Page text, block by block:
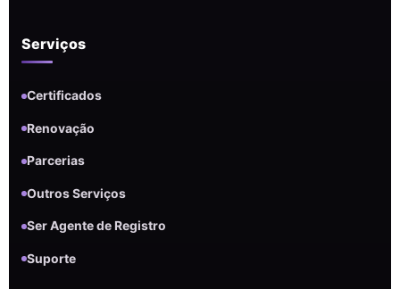
Serviços
Certificados
Renovação
Parcerias
Outros Serviços
Ser Agente de Registro
Suporte